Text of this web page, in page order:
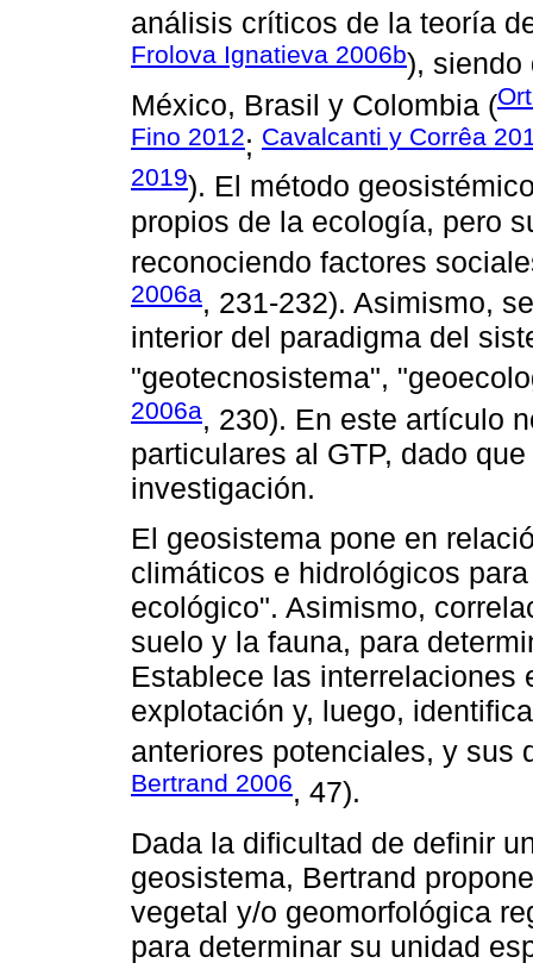
análisis críticos de la teoría
Frolova Ignatieva 2006b), siendo
México, Brasil y Colombia (
Fino 2012; Cavalcanti y Corrêa
2019). El método
propios de la ecología, pero
reconociendo factores
2006a, 231-232). Asimismo,
interior del paradigma del
"geotecnosistema",
2006a, 230). En este artículo
particulares al GTP, dado
investigación.
El geosistema pone en
climáticos e hidrológicos
ecológico". Asimismo,
suelo y la fauna, para
Establece las interrelaciones
explotación y, luego,
anteriores potenciales, y sus
Bertrand 2006, 47).
Dada la dificultad de definir
geosistema, Bertrand
vegetal y/o geomorfológica
para determinar su unidad